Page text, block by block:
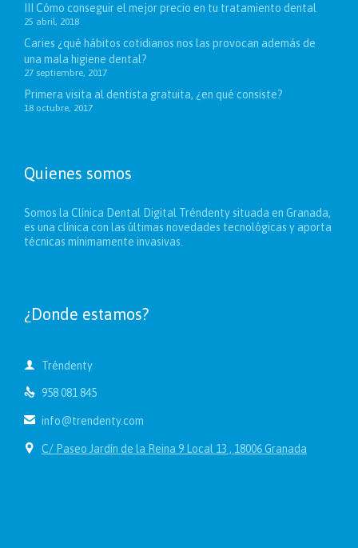
III Cómo conseguir el mejor precio en tu tratamiento dental
25 abril, 2018
Caries ¿qué hábitos cotidianos nos las provocan además de
una mala higiene dental?
27 septiembre, 2017
Primera visita al dentista gratuita, ¿en qué consiste?
18 octubre, 2017
Quienes somos
Somos la Clínica Dental Digital Tréndenty situada en Granada,
es una clínica con las últimas novedades tecnológicas y aporta
técnicas mínimamente invasivas.
¿Donde estamos?
 Tréndenty
 958 081 845
 info@trendenty.com
 C/ Paseo Jardín de la Reina 9 Local 13 , 18006 Granada